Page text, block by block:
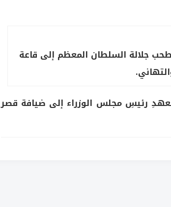
جلالة السلطان المعظم إلى قاعة
رئيسِ مجلس الوزراء إلى ضيافة قصر